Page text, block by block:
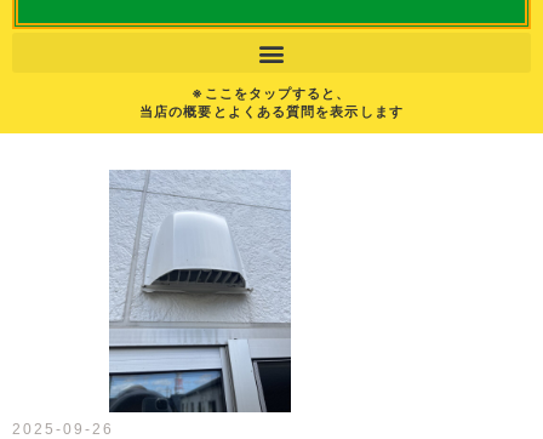
※ここをタップすると、
当店の概要とよくある質問を表示します
2025-09-26